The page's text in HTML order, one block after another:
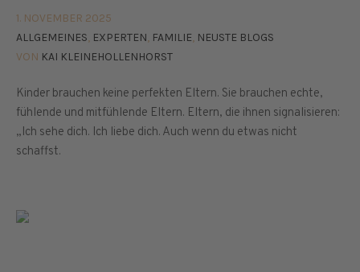
1. NOVEMBER 2025
ALLGEMEINES, EXPERTEN, FAMILIE, NEUSTE BLOGS
VON KAI KLEINEHOLLENHORST
Kinder brauchen keine perfekten Eltern. Sie brauchen echte,
fühlende und mitfühlende Eltern. Eltern, die ihnen signalisieren:
„Ich sehe dich. Ich liebe dich. Auch wenn du etwas nicht
schaffst.